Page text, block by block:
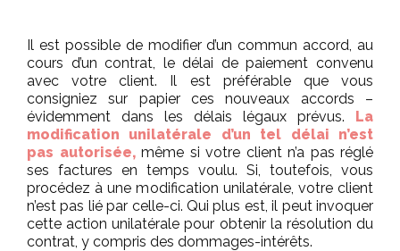
Il est possible de modifier d’un commun accord, au
cours d’un contrat, le délai de paiement convenu
avec votre client. Il est préférable que vous
consigniez sur papier ces nouveaux accords –
évidemment dans les délais légaux prévus. La
modification unilatérale d’un tel délai n’est
pas autorisée, même si votre client n’a pas réglé
ses factures en temps voulu. Si, toutefois, vous
procédez à une modification unilatérale, votre client
n’est pas lié par celle-ci. Qui plus est, il peut invoquer
cette action unilatérale pour obtenir la résolution du
contrat, y compris des dommages-intérêts.